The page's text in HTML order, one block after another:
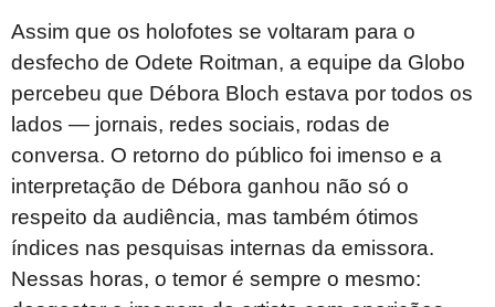
Assim que os holofotes se voltaram para o
desfecho de Odete Roitman, a equipe da Globo
percebeu que Débora Bloch estava por todos os
lados — jornais, redes sociais, rodas de
conversa. O retorno do público foi imenso e a
interpretação de Débora ganhou não só o
respeito da audiência, mas também ótimos
índices nas pesquisas internas da emissora.
Nessas horas, o temor é sempre o mesmo: